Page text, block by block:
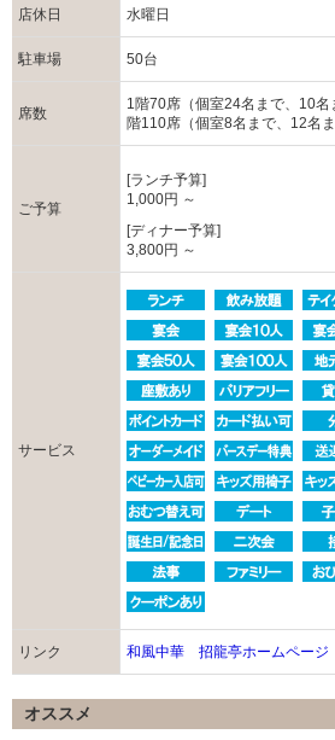
店休日 水曜日
駐車場 50台
席数
1階70席（個室24名まで、10
階110席（個室8名まで、12名ま
ご予算
[ランチ予算]
1,000円 ～
[ディナー予算]
3,800円 ～
サービス
リンク 和風中華 招龍亭ホームページ
オススメ